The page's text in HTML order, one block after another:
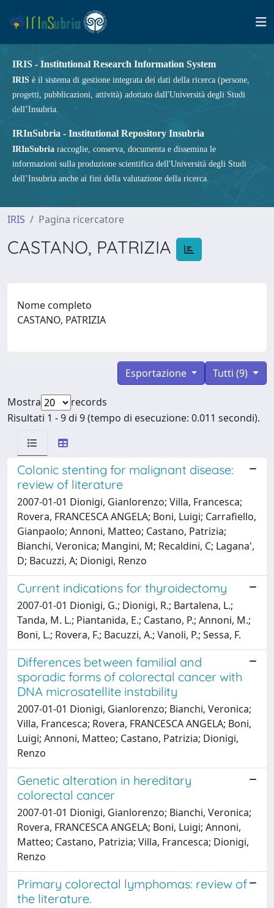
IRIS - Institutional Research Information System
IRIS è il sistema di gestione integrata dei dati della ricerca (persone,
progetti, pubblicazioni, attività) adottato dall'Università degli Studi
dell’Insubria.
IRInSubria - Institutional Repository Insubria
IRInSubria raccoglie, conserva, documenta e dissemina le
informazioni sulla produzione scientifica dell'Università degli Studi
dell’Insubria anche ai fini della valutazione della ricerca.
IRIS Pagina ricercatore
CASTANO, PATRIZIA
Nome completo
CASTANO, PATRIZIA
Tutti (9)
Esportazione
Mostra
records
Risultati 1 - 9 di 9 (tempo di esecuzione: 0.011 secondi).
Colonic stenting for malignant disease:
review of literature
2007-01-01 Dionigi, Gianlorenzo; Villa, Francesca;
Rovera, FRANCESCA ANGELA; Boni, Luigi; Carrafiello,
Gianpaolo; Annoni, Matteo; Castano, Patrizia;
Bianchi, Veronica; Mangini, M; Recaldini, C; Lagana',
D; Bacuzzi, A; Dionigi, Renzo
Current indications for thyroidectomy
2007-01-01 Dionigi, G.; Dionigi, R.; Bartalena, L.;
Tanda, M. L.; Piantanida, E.; Castano, P.; Annoni, M.;
Boni, L.; Rovera, F.; Bacuzzi, A.; Vanoli, P.; Sessa, F.
Differences between familial and
sporadic forms of colorectal cancer with
DNA microsatellite instability
2007-01-01 Dionigi, Gianlorenzo; Bianchi, Veronica;
Villa, Francesca; Rovera, FRANCESCA ANGELA; Boni,
Luigi; Annoni, Matteo; Castano, Patrizia; Dionigi,
Renzo
Genetic alteration in hereditary
colorectal cancer
2007-01-01 Dionigi, Gianlorenzo; Bianchi, Veronica;
Rovera, FRANCESCA ANGELA; Boni, Luigi; Annoni,
Matteo; Castano, Patrizia; Villa, Francesca; Dionigi,
Renzo
Primary colorectal lymphomas: review of
the literature.